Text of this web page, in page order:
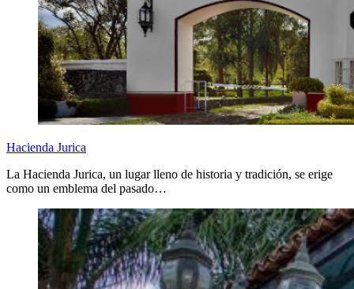
Hacienda Jurica
La Hacienda Jurica, un lugar lleno de historia y tradición, se erige
como un emblema del pasado…